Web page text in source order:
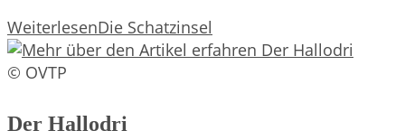
WeiterlesenDie Schatzinsel
© OVTP
Der Hallodri